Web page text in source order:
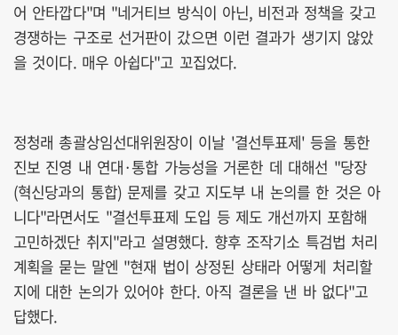
어 안타깝다"며 "네거티브 방식이 아닌, 비전과 정책을 갖고
경쟁하는 구조로 선거판이 갔으면 이런 결과가 생기지 않았
을 것이다. 매우 아쉽다"고 꼬집었다.
정청래 총괄상임선대위원장이 이날 '결선투표제' 등을 통한
진보 진영 내 연대·통합 가능성을 거론한 데 대해선 "당장
(혁신당과의 통합) 문제를 갖고 지도부 내 논의를 한 것은 아
니다"라면서도 "결선투표제 도입 등 제도 개선까지 포함해
고민하겠단 취지"라고 설명했다. 향후 조작기소 특검법 처리
계획을 묻는 말엔 "현재 법이 상정된 상태라 어떻게 처리할
지에 대한 논의가 있어야 한다. 아직 결론을 낸 바 없다"고
답했다.